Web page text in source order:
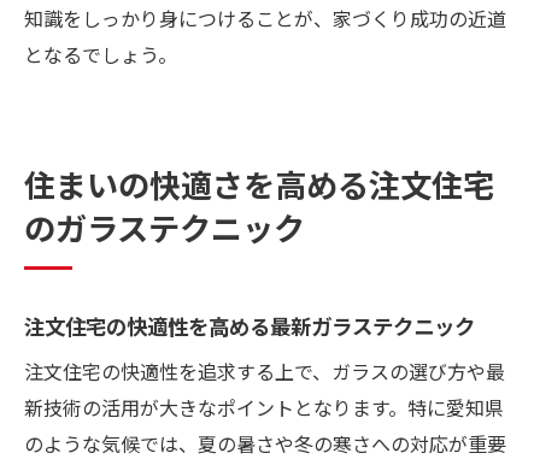
知識をしっかり身につけることが、家づくり成功の近道
となるでしょう。
住まいの快適さを高める注文住宅
のガラステクニック
注文住宅の快適性を高める最新ガラステクニック
注文住宅の快適性を追求する上で、ガラスの選び方や最
新技術の活用が大きなポイントとなります。特に愛知県
のような気候では、夏の暑さや冬の寒さへの対応が重要